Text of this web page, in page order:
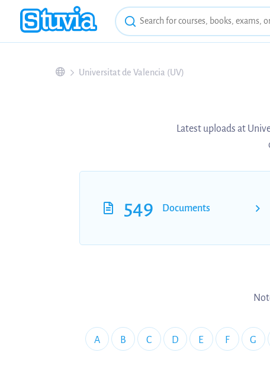
Universitat de Valencia (UV)
Latest uploads at
549 Documents
A B C D E F G